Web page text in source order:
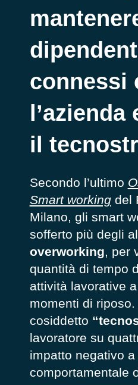
connessi
l’azienda
il
Secondo l’ultimo
Smart workingdel
Milano, gli smart
sofferto più degli
overworking, per
quantità di tempo
attività lavorative
momenti di
cosiddetto
lavoratore su
impatto negativo
comportamentale